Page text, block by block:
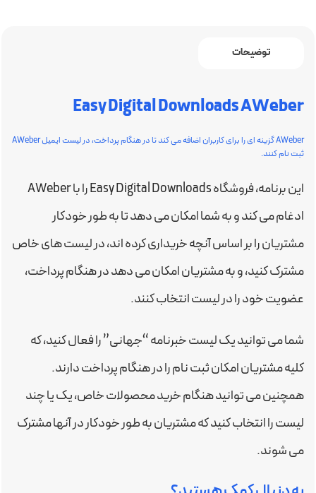
توضیحات
Easy Digital Downloads AWeber
AWeber گزینه ای را برای کاربران اضافه می کند تا در هنگام پرداخت، در لیست ایمیل AWeber
ثبت نام کنند.
این برنامه، فروشگاه Easy Digital Downloads را با AWeber
ادغام می کند و به شما امکان می دهد تا به طور خودکار
مشتریان را بر اساس آنچه خریداری کرده اند، در لیست های خاص
مشترک کنید، و به مشتریان امکان می دهد در هنگام پرداخت،
عضویت خود را در لیست انتخاب کنند.
شما می توانید یک لیست خبرنامه “جهانی” را فعال کنید، که
کلیه مشتریان امکان ثبت نام را در هنگام پرداخت دارند.
همچنین می توانید هنگام خرید محصولات خاص، یک یا چند
لیست را انتخاب کنید که مشتریان به طور خودکار در آنها مشترک
می شوند.